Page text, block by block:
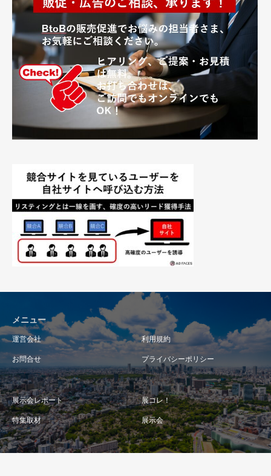
メニュー
運営会社 利用規約
お問合せ プライバシーポリシー
展示会レポート 展コレ！
特集取材 展示会